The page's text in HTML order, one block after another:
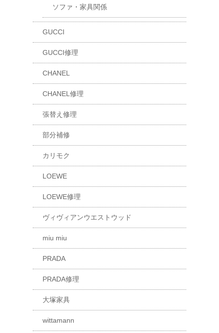
ソファ・家具関係
GUCCI
GUCCI修理
CHANEL
CHANEL修理
張替え修理
部分補修
カリモク
LOEWE
LOEWE修理
ヴィヴィアンウエストウッド
miu miu
PRADA
PRADA修理
大塚家具
wittamann